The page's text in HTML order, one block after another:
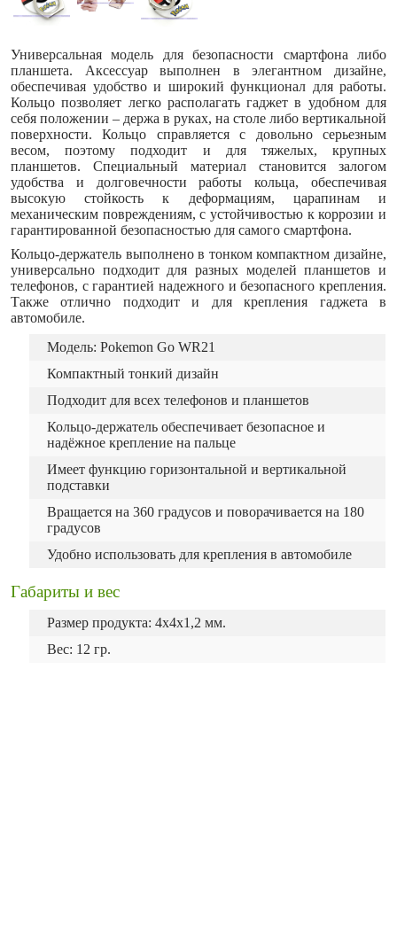
Универсальная модель для безопасности смартфона либо
планшета. Аксессуар выполнен в элегантном дизайне,
обеспечивая удобство и широкий функционал для работы.
Кольцо позволяет легко располагать гаджет в удобном для
себя положении – держа в руках, на столе либо вертикальной
поверхности. Кольцо справляется с довольно серьезным
весом, поэтому подходит и для тяжелых, крупных
планшетов. Специальный материал становится залогом
удобства и долговечности работы кольца, обеспечивая
высокую стойкость к деформациям, царапинам и
механическим повреждениям, с устойчивостью к коррозии и
гарантированной безопасностью для самого смартфона.
Кольцо-держатель выполнено в тонком компактном дизайне,
универсально подходит для разных моделей планшетов и
телефонов, с гарантией надежного и безопасного крепления.
Также отлично подходит и для крепления гаджета в
автомобиле.
Модель: Pokemon Go WR21
Компактный тонкий дизайн
Подходит для всех телефонов и планшетов
Кольцо-держатель обеспечивает безопасное и
надёжное крепление на пальце
Имеет функцию горизонтальной и вертикальной
подставки
Вращается на 360 градусов и поворачивается на 180
градусов
Удобно использовать для крепления в автомобиле
Габариты и вес
Размер продукта: 4х4х1,2 мм.
Вес: 12 гр.